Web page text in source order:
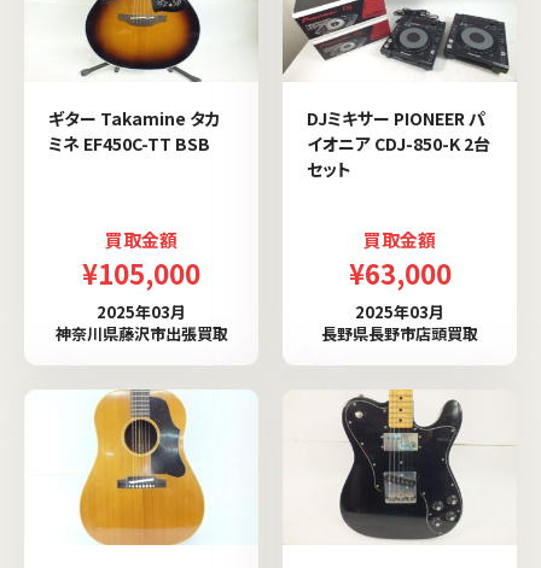
ギター Takamine タカ
ミネ EF450C-TT BSB
買取金額
¥105,000
2025年03月
神奈川県藤沢市出張買取
DJミキサー PIONEER パ
イオニア CDJ-850-K 2台
セット
買取金額
¥63,000
2025年03月
長野県長野市店頭買取